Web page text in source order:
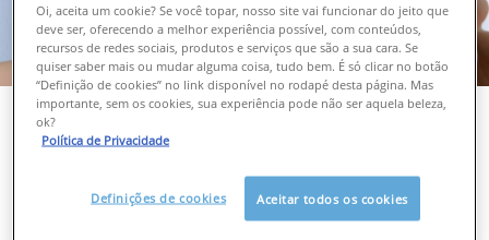
VISÃO GERAL
O objetivo principal da limpeza é remover maquiagem,
sujeira e excesso de óleo da pele, mas essa etapa inicial
dos cuidados com a pele também oferece a
Oi, aceita um cookie? Se você topar, nosso site vai funcionar do jeito que
deve ser, oferecendo a melhor experiência possível, com conteúdos,
recursos de redes sociais, produtos e serviços que são a sua cara. Se
quiser saber mais ou mudar alguma coisa, tudo bem. É só clicar no botão
“Definição de cookies” no link disponível no rodapé desta página. Mas
importante, sem os cookies, sua experiência pode não ser aquela beleza,
ok?
Política de Privacidade
Definições de cookies Aceitar todos os cookies